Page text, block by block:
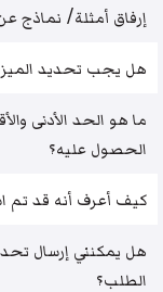
إرفاق أمثلة/ نماذج
هل يجب تحديد
ما هو الحد الأدنى
الحصول عليه؟
كيف أعرف أنه قد تم
هل يمكنني إرسال
الطلب؟